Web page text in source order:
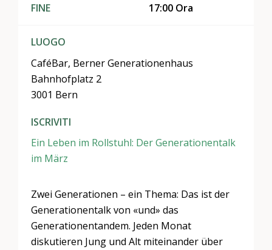
FINE
17:00 Ora
LUOGO
CaféBar, Berner Generationenhaus
Bahnhofplatz 2
3001 Bern
ISCRIVITI
Ein Leben im Rollstuhl: Der Generationentalk
im März
Zwei Generationen – ein Thema: Das ist der
Generationentalk von «und» das
Generationentandem. Jeden Monat
diskutieren Jung und Alt miteinander über